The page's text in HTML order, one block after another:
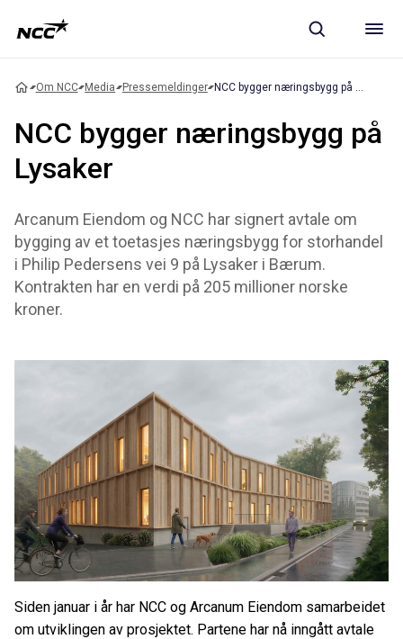
Om NCC Media Pressemeldinger
NCC bygger næringsbygg på
Lysaker
Arcanum Eiendom og NCC har signert avtale om
bygging av et toetasjes næringsbygg for storhandel
i Philip Pedersens vei 9 på Lysaker i Bærum.
Kontrakten har en verdi på 205 millioner norske
kroner.
Siden januar i år har NCC og Arcanum Eiendom samarbeidet
om utviklingen av prosjektet. Partene har nå inngått avtale